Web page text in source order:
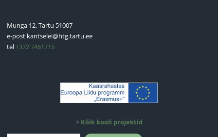
Munga 12, Tartu 51007
e-post kantselei@htg.tartu.ee
tel+372 7461715
> Kõik kooli projektid